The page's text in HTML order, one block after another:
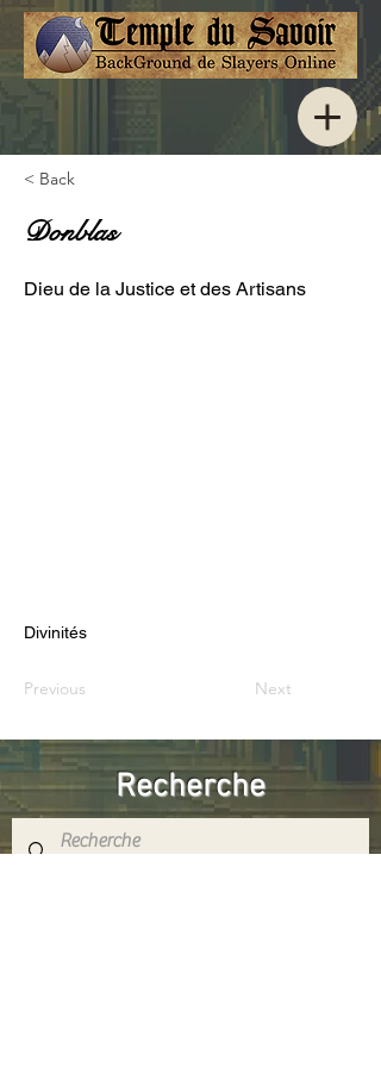
< Back
Donblas
Dieu de la Justice et des Artisans
Divinités
Previous Next
Recherche